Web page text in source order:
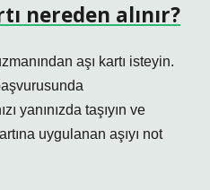
nereden alınır?
aşı kartı isteyin.
yanınızda taşıyın ve
uygulanan aşıyı not